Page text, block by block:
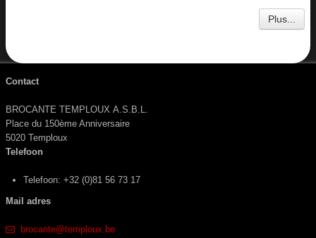
Plan
Wegbeschrijving
Camping
Plus...
Contact
BROCANTE TEMPLOUX A.S.B.L.
Place du 150ème Anniversaire
5020 Temploux
Telefoon
Telefoon: +32 (0)81 56 73 17
Mail adres
​brocante@temploux.be